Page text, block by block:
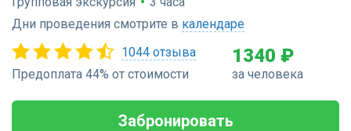
Дни проведения смотрите в календаре
1044 отзыва
Предоплата 44% от стоимости
1340 ₽
за человека
Забронировать